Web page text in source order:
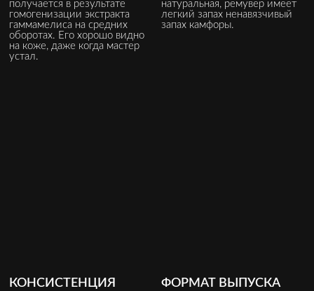
получается в результате
гомогенизации экстракта
гаммамелиса на средних
оборотах. Его хорошо видно
на коже, даже когда мастер
устал.
натуральная, ремувер имеет
легкий запах ненавязчивый
запах камфоры.
КОНСИСТЕНЦИЯ ФОРМАТ ВЫПУСКА